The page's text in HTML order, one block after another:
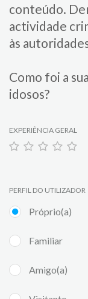
conteúdo.
actividade
às
Como foi a
idosos?
EXPERIÊNCIA GERAL
PERFIL DO UTILIZADOR
Próprio(a)
Familiar
Amigo(a)